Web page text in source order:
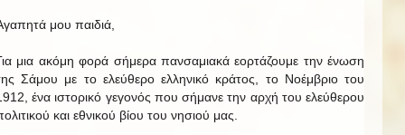
μου παιδιά,
μια ακόμη φορά σήμερα πανσαμιακά εορτάζουμε την ένωση
Σάμου με το ελεύθερο ελληνικό κράτος, το Νοέμβριο του
ένα ιστορικό γεγονός που σήμανε την αρχή του ελεύθερου
και εθνικού βίου του νησιού μας.